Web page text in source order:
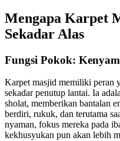
Mengapa Karpet
Sekadar Alas
Fungsi Pokok:
Karpet masjid memiliki peran
sekadar penutup lantai. Ia
sholat, memberikan bantalan
berdiri, rukuk, dan terutama
nyaman, fokus mereka pada
kekhusyukan pun akan lebih